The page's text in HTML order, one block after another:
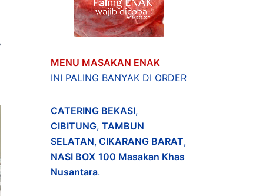
MENU MASAKAN ENAK
INI PALING BANYAK DI ORDER
CATERING BEKASI,
CIBITUNG, TAMBUN
SELATAN,CIKARANG BARAT,
NASI BOX 100 Masakan Khas
Nusantara.